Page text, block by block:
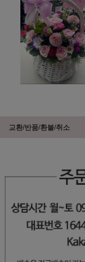
교환/반품/환불/취소